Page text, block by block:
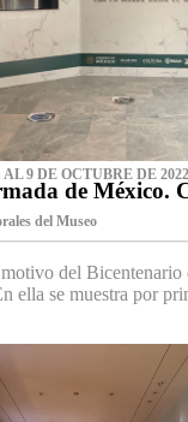
9 DE OCTUBRE DE 2022
de México.
del Museo‌
del Bicentenario
ella se muestra por